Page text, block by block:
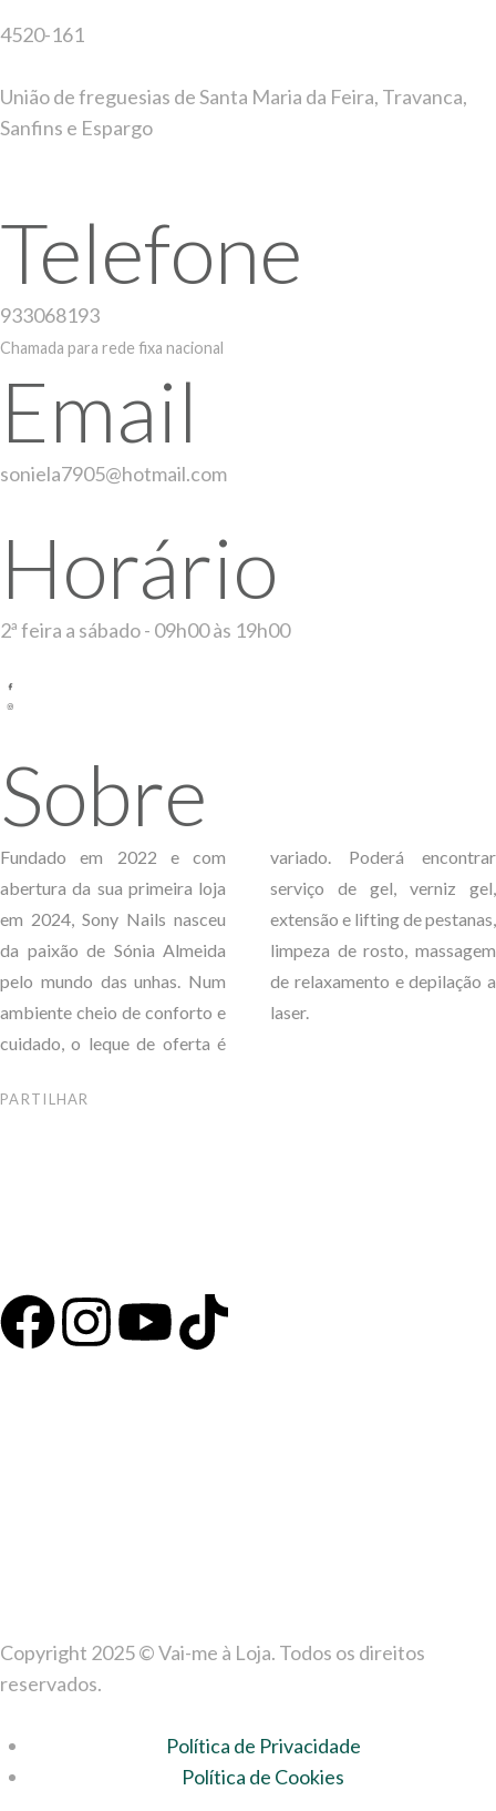
4520-161
União de freguesias de Santa Maria da Feira, Travanca,
Sanfins e Espargo
Telefone
933068193
Chamada para rede fixa nacional
Email
soniela7905@hotmail.com
Horário
2ª feira a sábado - 09h00 às 19h00
Sobre
Fundado em 2022 e com
abertura da sua primeira loja
em 2024, Sony Nails nasceu
da paixão de Sónia Almeida
pelo mundo das unhas. Num
ambiente cheio de conforto e
cuidado, o leque de oferta é
variado. Poderá encontrar
serviço de gel, verniz gel,
extensão e lifting de pestanas,
limpeza de rosto, massagem
de relaxamento e depilação a
laser.
PARTILHAR
Copyright 2025 © Vai-me à Loja. Todos os direitos
reservados.
Política de Privacidade
Política de Cookies